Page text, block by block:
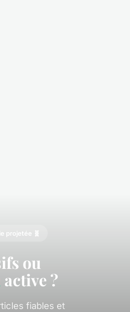
projetée 🧬
ou
active ?
fiables et